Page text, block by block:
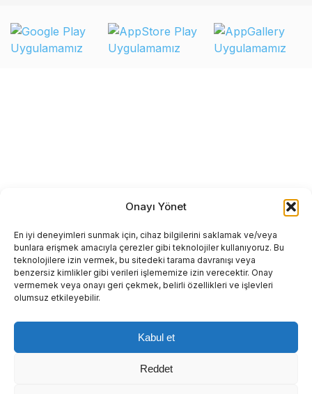
Onayı Yönet
En iyi deneyimleri sunmak için, cihaz bilgilerini saklamak ve/veya
bunlara erişmek amacıyla çerezler gibi teknolojiler kullanıyoruz. Bu
teknolojilere izin vermek, bu sitedeki tarama davranışı veya
benzersiz kimlikler gibi verileri işlememize izin verecektir. Onay
vermemek veya onayı geri çekmek, belirli özellikleri ve işlevleri
olumsuz etkileyebilir.
Kabul et
Reddet